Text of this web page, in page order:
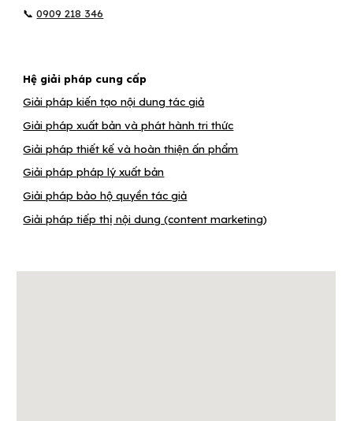
📞 0909 218 346
Hệ giải pháp cung cấp
Giải pháp kiến tạo nội dung tác giả
Giải pháp xuất bản và phát hành tri thức
Giải pháp thiết kế và hoàn thiện ấn phẩm
Giải pháp pháp lý xuất bản
Giải pháp bảo hộ quyền tác giả
Giải pháp tiếp thị nội dung (content marketing)